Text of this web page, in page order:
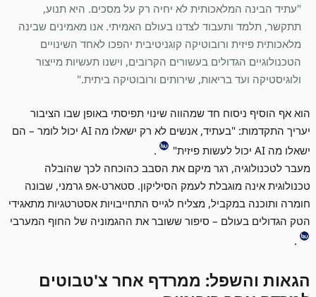
"עתיד הבינה המלאכותית לא יחיה רק על מסכים. היא תנוע,
תתקשר, תלמד ותעבוד לצדנו בעולם האמיתי. אנו מאמינים שבינה
מלאכותית פיזית ורובוטיקה קוגניטיבית יהפכו לאחד השינויים
הטכנולוגיים הגדולים בעשורים הקרובים, וישנו תעשיות מייצור
ולוגיסטיקה ועד בריאות, שירותים ורובוטיקה ביתית."
הוא אף הוסיף ניסוח חד שמהווה שינוי תפיסתי באופן שבו הציבור
יעריך התקדמות: "בעתיד, אנשים לא רק ישאלו מה AI יכול לומר – הם
ישאלו מה AI יכול לעשות פיזית"
.
מעבר לטכנולוגיה, רגר מיקם את הסבב כהוכחה לכך שהובלה
טכנולוגית אינה מוגבלת לעמק הסיליקון. סטארט-אפ גרמני, שבונה
חומרה ותוכנה במקביל, מצליח לגייס התחייבויות אסטרטגיות מתאגידי
הטק הגדולים בעולם – סיפור ששובר את ההגמוניה של החוף המערבי
.
הגאות והשפל: ממרדף אחר צ'טבוטים